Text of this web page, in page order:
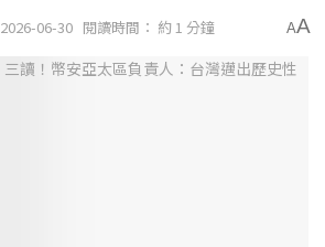
2026-06-30 閱讀時間： 約 1 分鐘 AA